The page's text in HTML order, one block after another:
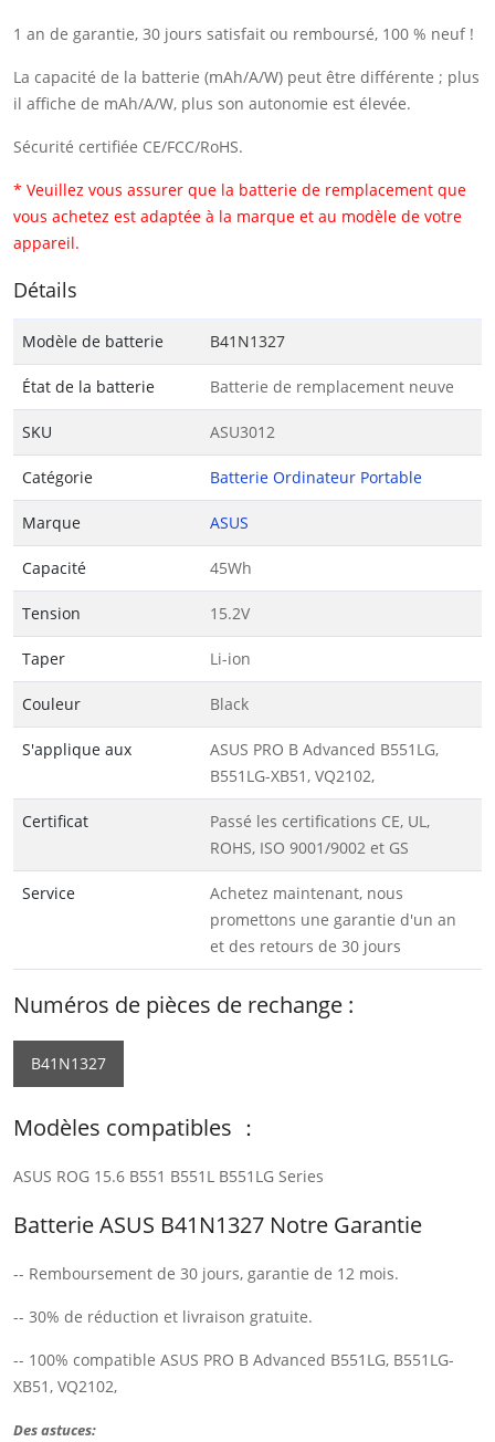
1 an de garantie, 30 jours satisfait ou remboursé, 100 % neuf !
La capacité de la batterie (mAh/A/W) peut être différente ; plus
il affiche de mAh/A/W, plus son autonomie est élevée.
Sécurité certifiée CE/FCC/RoHS.
* Veuillez vous assurer que la batterie de remplacement que
vous achetez est adaptée à la marque et au modèle de votre
appareil.
Détails
Modèle de batterie B41N1327
État de la batterie Batterie de remplacement neuve
SKU ASU3012
Catégorie Batterie Ordinateur Portable
Marque ASUS
Capacité 45Wh
Tension 15.2V
Taper Li-ion
Couleur Black
S'applique aux
ASUS PRO B Advanced B551LG,
B551LG-XB51, VQ2102,
Certificat
Passé les certifications CE, UL,
ROHS, ISO 9001/9002 et GS
Service
Achetez maintenant, nous
promettons une garantie d'un an
et des retours de 30 jours
Numéros de pièces de rechange :
B41N1327
Modèles compatibles ：
ASUS ROG 15.6 B551 B551L B551LG Series
Batterie ASUS B41N1327 Notre Garantie
-- Remboursement de 30 jours, garantie de 12 mois.
-- 30% de réduction et livraison gratuite.
-- 100% compatible ASUS PRO B Advanced B551LG, B551LG-
XB51, VQ2102,
Des astuces: